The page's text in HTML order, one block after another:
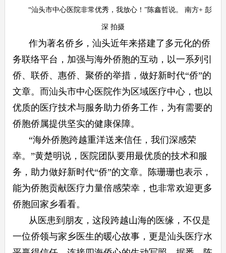
“汕头市中心医院非常优秀，我放心！”陈鑫哲说。 南方+ 彭
深 拍摄
作为著名侨乡，汕头近年来搭建了多元化的侨
务联络平台，加强与海外侨胞的互动，以一系列引
侨、联侨、惠侨、聚侨的举措，做好新时代“侨”的
文章。而汕头市中心医院作为区域医疗中心，也以
优质的医疗技术与服务助力侨务工作，为有需要的
侨胞侨属提供坚实的健康保障。
“海外侨胞跨越重洋送来信任，我们深感荣
幸。”黄楚明说，医院团队要用最优质的技术和服
务，助力做好新时代“侨”的文章。陈珊珊也表示，
能为侨胞贡献医疗力量倍感荣幸，也非常欢迎更多
侨胞回家乡看看。
从医患到朋友，这段跨越山海的医缘，不仅是
一位侨领与家乡医生的暖心故事，更是汕头医疗水